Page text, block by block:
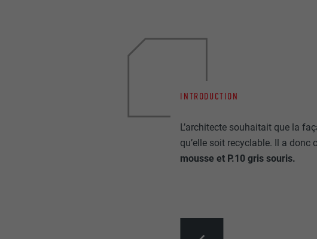
INTRODUCTION
L’architecte souhaitait que la
qu’elle soit recyclable. Il a donc
mousse et P.10 gris souris.